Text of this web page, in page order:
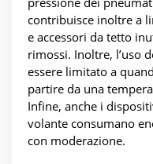
contribuisce inoltre a
e accessori da tetto
rimossi. Inoltre, l’uso
essere limitato a
partire da una
Infine, anche i
volante consumano
con moderazione.